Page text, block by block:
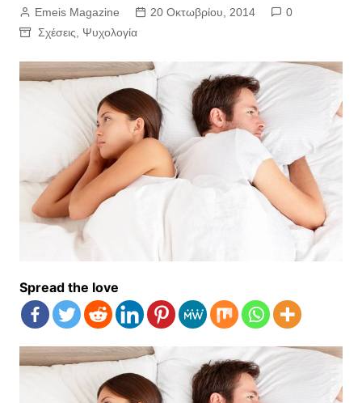
Emeis Magazine 20 Οκτωβρίου, 2014
0
Σχέσεις
Ψυχολογία
Spread the love